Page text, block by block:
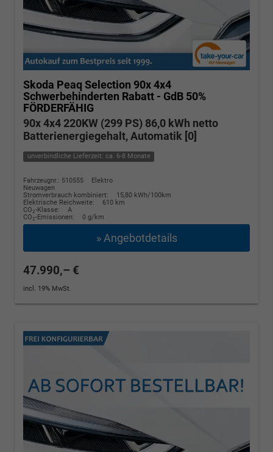
Skoda Peaq Selection 90x 4x4
Schwerbehinderten Rabatt - GdB 50%
FÖRDERFÄHIG
90x 4x4 220KW (299 PS) 86,0 kWh netto
Batterienergiegehalt, Automatik [0]
unverbindliche Lieferzeit: ca. 6-8 Monate
Fahrzeugnr.: 510555
Elektro
Neuwagen
Stromverbrauch kombiniert:
15,80 kWh/100km
Elektrische Reichweite:
610 km
CO2-Klasse:
A
CO2-Emissionen: 0 g/km
» Angebotdetails
47.990,– €
incl. 19% MwSt.